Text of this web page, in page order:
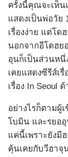
ครั้งนี้คุณจะเห็น
แสดงเป็นพ่อวัย
เรื่องง่าย แต่โ
นอกจากอีโดฮย
อุนก็เป็นส่วนหนึ่
เคยแสดงซีรีส์เ
เรื่อง In Seoul
อย่างไรก็ตามผู้
โบมิน และรยอ
แค่นี้เพราะยังมี
คุ้นเคยกับวีฮาจุ